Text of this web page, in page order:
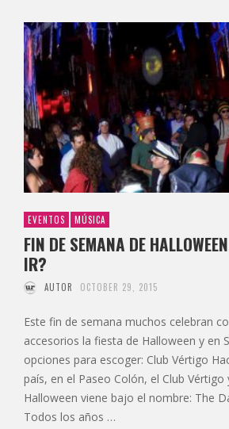
EVENTOS MÚSICA
FIN DE SEMANA DE
IR?
AUTOR OCTOBER 29, 2015
Este fin de semana muchos celebran
accesorios la fiesta de Halloween y en
opciones para escoger: Club Vértigo
país, en el Paseo Colón, el Club
Halloween viene bajo el nombre: The
Todos los años …